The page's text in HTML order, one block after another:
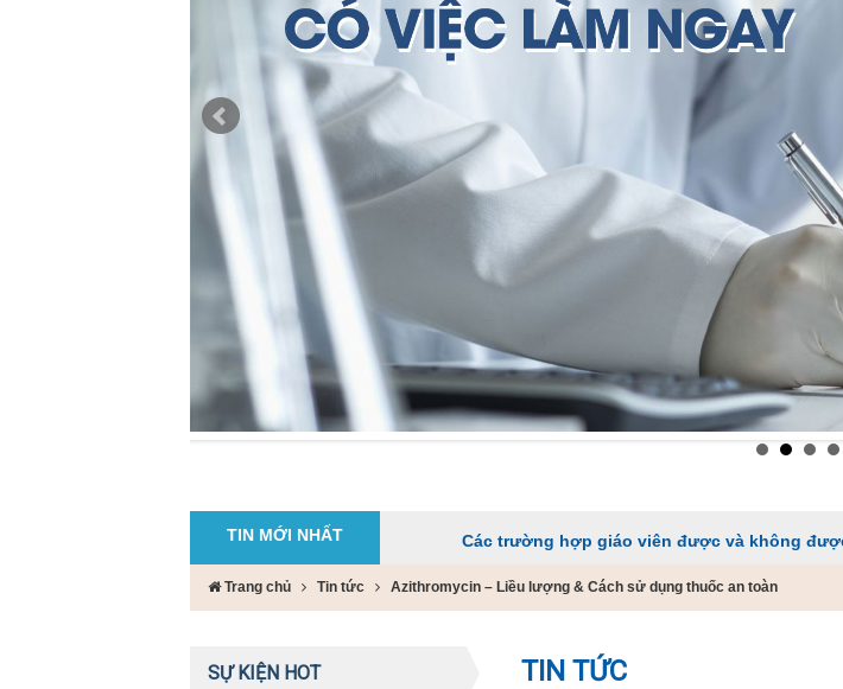
Các trường hợp giáo viên được và không được phép dạy
TIN MỚI NHẤT
Trang chủ Tin tức Azithromycin – Liều lượng & Cách sử dụng thuốc an toàn
SỰ KIỆN HOT TIN TỨC